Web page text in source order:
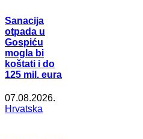
Sanacija
otpada u
Gospiću
mogla bi
koštati i do
125 mil. eura
07.08.2026.
Hrvatska